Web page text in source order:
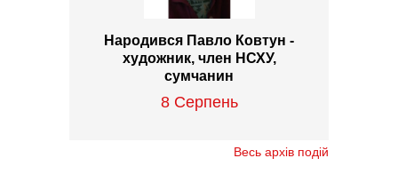
Народився Павло Ковтун -
художник, член НСХУ,
сумчанин
8 Серпень
Весь архів подій